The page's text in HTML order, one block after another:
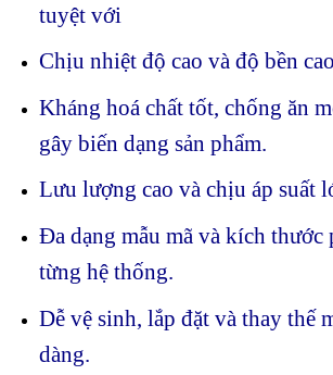
tuyệt với
Chịu nhiệt độ cao và độ bền
Kháng hoá chất tốt, chống ăn
gây biến dạng sản phẩm.
Lưu lượng cao và chịu áp suất
Đa dạng mẫu mã và kích thước
từng hệ thống.
Dễ vệ sinh, lắp đặt và thay thế
dàng.